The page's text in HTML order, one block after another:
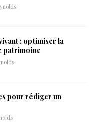
: optimiser la
patrimoine
pour rédiger un